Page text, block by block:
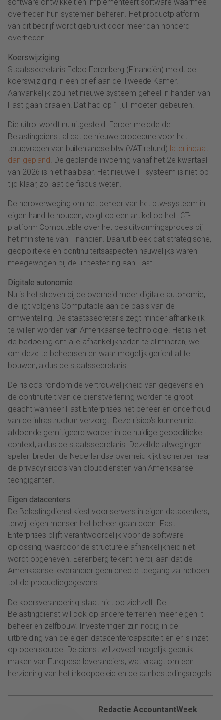
software ontwikkelt en implementeert software waarmee
overheden hun systemen beheren. Het productplatform
van dit bedrijf wordt gebruikt door meer dan honderd
overheden.
Koerswijziging
Staatssecretaris Eelco Eerenberg (Financiën) meldt de
koerswijziging in een brief aan de Tweede Kamer.
Aanvankelijk zou het nieuwe systeem geheel in handen van
Fast gaan draaien. Dat had op 1 juli moeten gebeuren.
Die uitrol wordt nu uitgesteld. Eerder meldde de
Belastingdienst al dat de nieuwe procedure voor het
terugvragen van buitenlandse btw (VAT refund) later ingaat
dan gepland. De geplande invoering vanaf het 2e kwartaal
van 2026 is niet haalbaar. Het nieuwe IT-systeem is niet op
tijd klaar, zo laat de fiscus weten.
De heroverweging om het beheer van het btw-systeem in
eigen hand te houden, volgt op een artikel op het ICT-
platform Computable over het besluitvormingsproces bij
het ministerie van Financiën. Daaruit bleek dat strategische,
geopolitieke en continuïteitsaspecten nauwelijks waren
meegewogen bij de uitbesteding aan Fast.
Digitale autonomie
Nu is het streven bij de overheid meer digitale autonomie,
die ligt volgens Computable aan de basis van de
omwenteling. De staatssecretaris zegt minder afhankelijk
te willen worden van Amerikaanse technologie. Het is niet
de bedoeling om alle afhankelijkheden te elimineren, wel
om deze te beheersen en waar mogelijk gericht af te
bouwen, aldus de staatssecretaris.
De risico’s rondom de vertrouwelijkheid van gegevens en
de continuïteit van de dienstverlening worden te groot
geacht wanneer Fast Enterprises het beheer en onderhoud
van de infrastructuur verzorgt. Deze risico’s kunnen niet
afdoende gemitigeerd worden in de huidige geopolitieke
context, aldus de staatssecretaris. Dezelfde afwegingen
spelen breder: de Nederlandse overheid kijkt scherper naar
de privacyrisico’s van clouddiensten van Amerikaanse
techgiganten.
Eigen datacenters
De Belastingdienst kiest voor servers in eigen datacenters,
terwijl eigen mensen het beheer gaan doen. Fast
Enterprises blijft verantwoordelijk voor de software-
oplossing, waardoor de structurele afhankelijkheid niet
wordt opgeheven. Eerenberg tekent hierbij aan dat de
Amerikaanse leverancier geen directe toegang zal hebben
tot de productiegegevens.
De koersverandering staat niet op zichzelf. De
Belastingdienst wil ook op andere terreinen meer eigen it-
beheer en zelfbouw. Investeringen zijn nodig in de
uitbreiding van de eigen datacentercapaciteit en er is inzet
op open source. De dienst wil zoveel mogelijk gebruik
maken van Europese leveranciers, wat vraagt om een
herziening van het inkoopbeleid en de aanbestedingsregels.
Redactie AccountantWeek